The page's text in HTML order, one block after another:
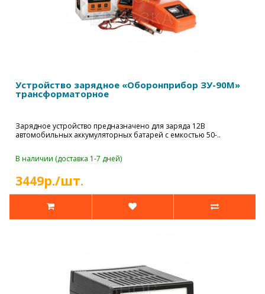
Устройство зарядное «Оборонприбор ЗУ-90М»
трансформаторное
Зарядное устройство предназначено для заряда 12В
автомобильных аккумуляторных батарей с емкостью 50-..
В наличии (доставка 1-7 дней)
3449р./шт.